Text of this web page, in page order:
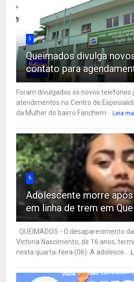
5
Queimados divulga
contato para
Foram divulgados os novos telefones
atendimentos no Centro de
da Mulher do bairro Fanchem... Leia
6
Adolescente morre
em linha de trem em
QUEIMADOS - O desaparecimento
Victoria Nascimento, de 16 anos,
nesta quarta-feira (06). A adolesce...